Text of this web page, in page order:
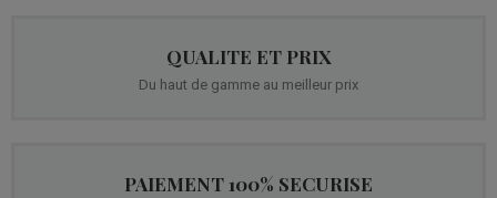
QUALITE ET PRIX
Du haut de gamme au meilleur prix
PAIEMENT 100% SECURISE